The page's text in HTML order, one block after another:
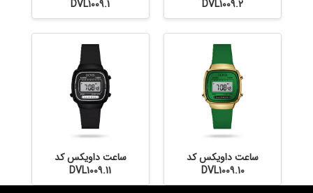
DVL1009.2
DVL1009.1
ساعت داویکس کد
DVL1009.10
ساعت داویکس کد
DVL1009.11